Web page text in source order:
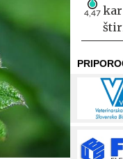
4,47